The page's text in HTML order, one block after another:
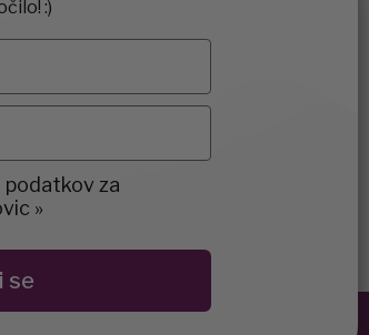
:)
podatkov za
»
se